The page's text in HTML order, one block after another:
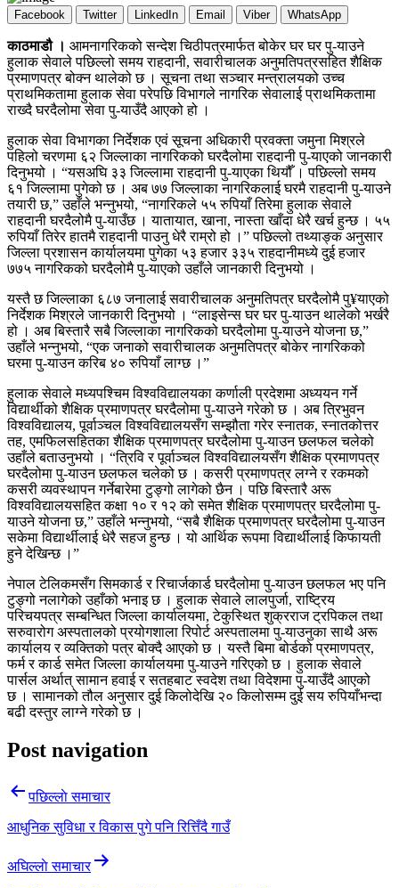
Facebook Twitter LinkedIn Email Viber WhatsApp
काठमाडौ । आमनागरिकको सन्देश चिठीपत्रमार्फत बोकेर घर घर पु-याउने
हुलाक सेवाले पछिल्लो समय राहदानी, सवारीचालक अनुमतिपत्रसहित शैक्षिक
प्रमाणपत्र बोक्न थालेको छ । सूचना तथा सञ्चार मन्त्रालयको उच्च
प्राथमिकतामा हुलाक सेवा परेपछि विभागले नागरिक सेवालाई प्राथमिकतामा
राख्दै घरदैलोमा सेवा पु-याउँदै आएको हो ।
हुलाक सेवा विभागका निर्देशक एवं सूचना अधिकारी प्रवक्ता जमुना मिश्रले
पहिलो चरणमा ६२ जिल्लाका नागरिकको घरदैलोमा राहदानी पु-याएको जानकारी
दिनुभयो । “यसअघि ३३ जिल्लामा राहदानी पु-याएका थियौँ । पछिल्लो समय
६१ जिल्लामा पुगेको छ । अब ७७ जिल्लाका नागरिकलाई घरमै राहदानी पु-याउने
तयारी छ,” उहाँले भन्नुभयो, “नागरिकले ५५ रुपियाँ तिरेमा हुलाक सेवाले
राहदानी घरदैलोमै पु-याउँछ । यातायात, खाना, नास्ता खाँदा धेरै खर्च हुन्छ । ५५
रुपियाँ तिरेर हातमै राहदानी पाउनु धेरै राम्रो हो ।” पछिल्लो तथ्याङ्क अनुसार
जिल्ला प्रशासन कार्यालयमा पुगेका ५३ हजार ३३५ राहदानीमध्ये दुई हजार
७७५ नागरिकको घरदैलोमै पु-याएको उहाँले जानकारी दिनुभयो ।
यस्तै छ जिल्लाका ६८७ जनालाई सवारीचालक अनुमतिपत्र घरदैलोमै पु¥याएको
निर्देशक मिश्रले जानकारी दिनुभयो । “लाइसेन्स घर घर पु-याउन थालेको भर्खरै
हो । अब बिस्तारै सबै जिल्लाका नागरिकको घरदैलोमा पु-याउने योजना छ,”
उहाँले भन्नुभयो, “एक जनाको सवारीचालक अनुमतिपत्र बोकेर नागरिकको
घरमा पु-याउन करिब ४० रुपियाँ लाग्छ ।”
हुलाक सेवाले मध्यपश्चिम विश्वविद्यालयका कर्णाली प्रदेशमा अध्ययन गर्ने
विद्यार्थीको शैक्षिक प्रमाणपत्र घरदैलोमा पु-याउने गरेको छ । अब त्रिभुवन
विश्वविद्यालय, पूर्वाञ्चल विश्वविद्यालयसँग सम्झौता गरेर स्नातक, स्नातकोत्तर
तह, एमफिलसहितका शैक्षिक प्रमाणपत्र घरदैलोमा पु-याउन छलफल चलेको
उहाँले बताउनुभयो । “त्रिवि र पूर्वाञ्चल विश्वविद्यालयसँग शैक्षिक प्रमाणपत्र
घरदैलोमा पु-याउन छलफल चलेको छ । कसरी प्रमाणपत्र लग्ने र रकमको
कसरी व्यवस्थापन गर्नेबारेमा टुङ्गो लागेको छैन । पछि बिस्तारै अरू
विश्वविद्यालयसहित कक्षा १० र १२ को समेत शैक्षिक प्रमाणपत्र घरदैलोमा पु-
याउने योजना छ,” उहाँले भन्नुभयो, “सबै शैक्षिक प्रमाणपत्र घरदैलोमा पु-याउन
सकेमा विद्यार्थीलाई धेरै सहज हुन्छ । यो आर्थिक रूपमा विद्यार्थीलाई किफायती
हुने देखिन्छ ।”
नेपाल टेलिकमसँग सिमकार्ड र रिचार्जकार्ड घरदैलोमा पु-याउन छलफल भए पनि
टुङ्गो नलागेको उहाँको भनाइ छ । हुलाक सेवाले लालपुर्जा, राष्ट्रिय
परिचयपत्र सम्बन्धित जिल्ला कार्यालयमा, टेकुस्थित शुक्रराज ट्रपिकल तथा
सरुवारोग अस्पतालको प्रयोगशाला रिपोर्ट अस्पतालमा पु-याउनुका साथै अरू
कार्यालय र व्यक्तिको पत्र बोक्दै आएको छ । यस्तै बिमा बोर्डको प्रमाणपत्र,
फर्म र कार्ड समेत जिल्ला कार्यालयमा पु-याउने गरिएको छ । हुलाक सेवाले
पार्सल अर्थात् सामान हवाई र सतहबाट स्वदेश तथा विदेशमा पु-याउँदै आएको
छ । सामानको तौल अनुसार दुई किलोदेखि २० किलोसम्म दुई सय रुपियाँभन्दा
बढी दस्तुर लाग्ने गरेको छ ।
Post navigation
पछिल्लाे समाचार
आधुनिक सुविधा र विकास पुगे पनि रित्तिँदै गाउँ
अघिल्लाे समाचार